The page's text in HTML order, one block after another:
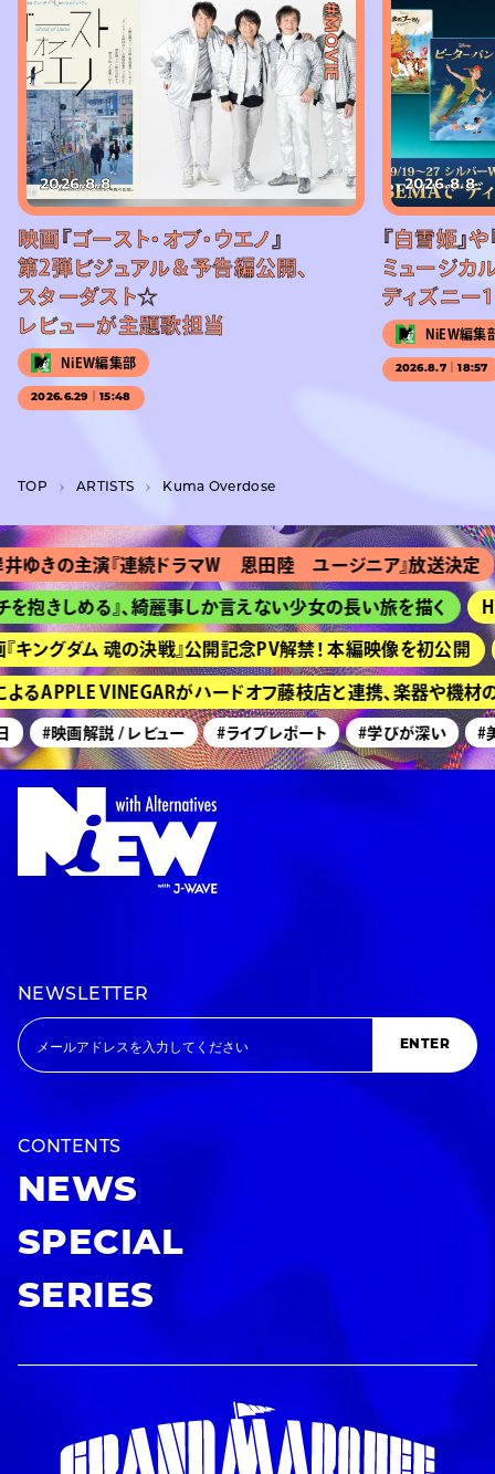
#MOVIE
2026.8.8
映画『ゴースト・オブ・ウエノ』
第2弾ビジュアル＆予告編公開、
スターダスト☆
レビューが主題歌担当
NiEW編集部
2026.6.29｜15:48
2026.8.8
『白雪姫』
ミュージカル
ディズニー
NiEW編集
2026.8.7｜18:57
TOP A­R­T­I­S­T­S Kuma Overdose
きの主演『連続ドラマＷ 恩田陸 ユージニア』放送決定
きしめる』、綺麗事しか言えない少女の長い旅を描く
グダム 魂の決戦』公開記念PV解禁！ 本編映像を初公開
APPLE VINEGARがハードオフ藤枝店と連携、楽器や機材の
#映画解説 / レビュー #ライブレポート #学びが深い #美
NEWSLETTER
ENTER
CONTENTS
NEWS
SPECIAL
SERIES